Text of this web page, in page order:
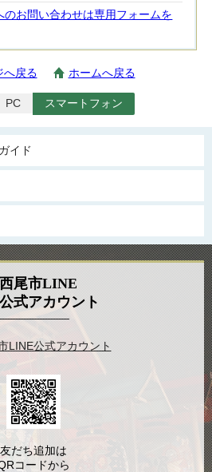
のお問い合わせは専用フォームを
へ戻る ホームへ戻る
PC スマートフォン
イド
西尾市LINE
公式アカウント
LINE公式アカウント
友だち追加は
コードから